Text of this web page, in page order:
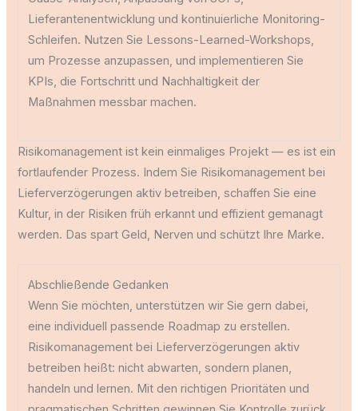
Lieferantenentwicklung und kontinuierliche Monitoring-
Schleifen. Nutzen Sie Lessons-Learned-Workshops,
um Prozesse anzupassen, und implementieren Sie
KPIs, die Fortschritt und Nachhaltigkeit der
Maßnahmen messbar machen.
Risikomanagement ist kein einmaliges Projekt — es ist ein
fortlaufender Prozess. Indem Sie Risikomanagement bei
Lieferverzögerungen aktiv betreiben, schaffen Sie eine
Kultur, in der Risiken früh erkannt und effizient gemanagt
werden. Das spart Geld, Nerven und schützt Ihre Marke.
Abschließende Gedanken
Wenn Sie möchten, unterstützen wir Sie gern dabei,
eine individuell passende Roadmap zu erstellen.
Risikomanagement bei Lieferverzögerungen aktiv
betreiben heißt: nicht abwarten, sondern planen,
handeln und lernen. Mit den richtigen Prioritäten und